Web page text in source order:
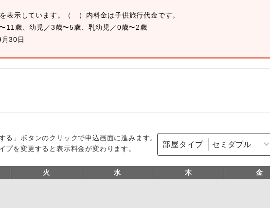
表示しています。
（ ）内料金は子供旅行代金です。
11歳、幼児／3歳〜5歳、乳幼児／0歳〜2歳
30日
する」ボタンのクリックで申込画面に進みます。
プを変更すると表示料金が変わります。
部屋タイプ
火 水 木 金